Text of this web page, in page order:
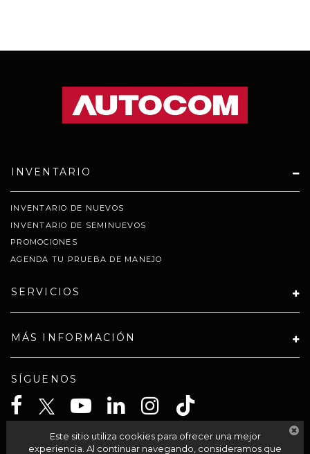
INVENTARIO
INVENTARIO DE NUEVOS
INVENTARIO DE SEMINUEVOS
PROMOCIONES
AGENDA TU PRUEBA DE MANEJO
SERVICIOS
MÁS INFORMACIÓN
SÍGUENOS
CELTA SOLUCIONES SA PI DE CV
Este sitio utiliza cookies para ofrecer una mejor
experiencia. Al continuar navegando, consideramos que